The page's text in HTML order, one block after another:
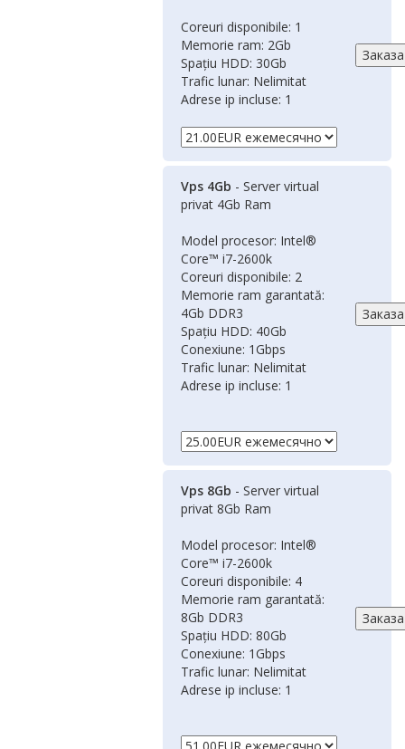
Coreuri disponibile: 1
Memorie ram: 2Gb
Spațiu HDD: 30Gb
Trafic lunar: Nelimitat
Adrese ip incluse: 1
Vps 4Gb - Server virtual
privat 4Gb Ram
Model procesor: Intel®
Core™ i7-2600k
Coreuri disponibile: 2
Memorie ram garantată:
4Gb DDR3
Spațiu HDD: 40Gb
Conexiune: 1Gbps
Trafic lunar: Nelimitat
Adrese ip incluse: 1
Vps 8Gb - Server virtual
privat 8Gb Ram
Model procesor: Intel®
Core™ i7-2600k
Coreuri disponibile: 4
Memorie ram garantată:
8Gb DDR3
Spațiu HDD: 80Gb
Conexiune: 1Gbps
Trafic lunar: Nelimitat
Adrese ip incluse: 1